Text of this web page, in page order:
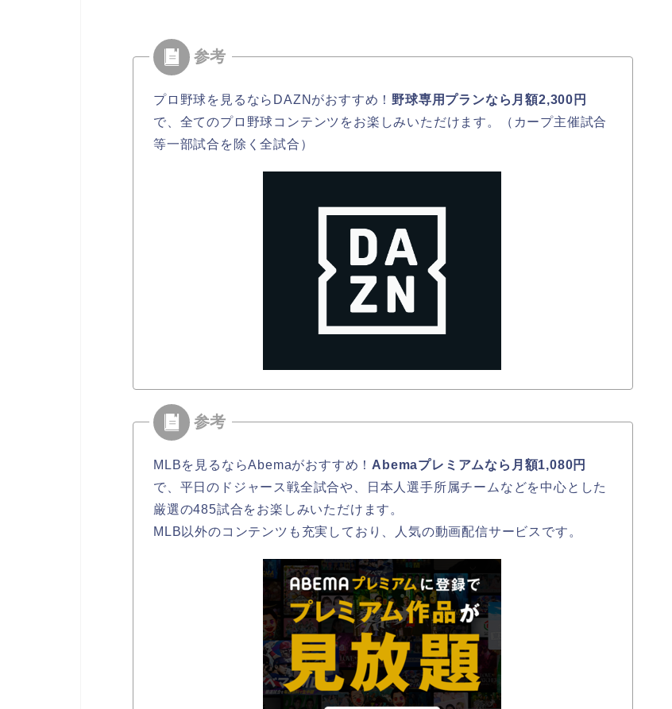
プロ野球を見るならDAZNがおすすめ！ 野球専用プランなら月額2,300円
で、全てのプロ野球コンテンツをお楽しみいただけます。（カープ主催試合
等一部試合を除く全試合）
MLBを見るならAbemaがおすすめ！ Abemaプレミアムなら月額1,080円
で、平日のドジャース戦全試合や、日本人選手所属チームなどを中心とした
厳選の485試合をお楽しみいただけます。
MLB以外のコンテンツも充実しており、人気の動画配信サービスです。